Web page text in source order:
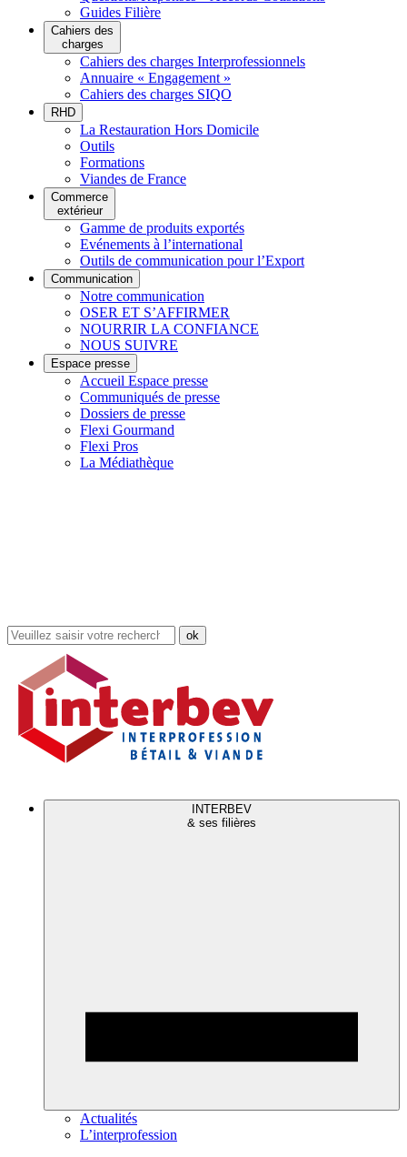
Guides Filière
Cahiers des
charges
Cahiers des charges Interprofessionnels
Annuaire « Engagement »
Cahiers des charges SIQO
RHD
La Restauration Hors Domicile
Outils
Formations
Viandes de France
Commerce
extérieur
Gamme de produits exportés
Evénements à l’international
Outils de communication pour l’Export
Communication
Notre communication
OSER ET S’AFFIRMER
NOURRIR LA CONFIANCE
NOUS SUIVRE
Espace presse
Accueil Espace presse
Communiqués de presse
Dossiers de presse
Flexi Gourmand
Flexi Pros
La Médiathèque
Rechercher
dans
site
INTERBEV
& ses filières
Actualités
L’interprofession